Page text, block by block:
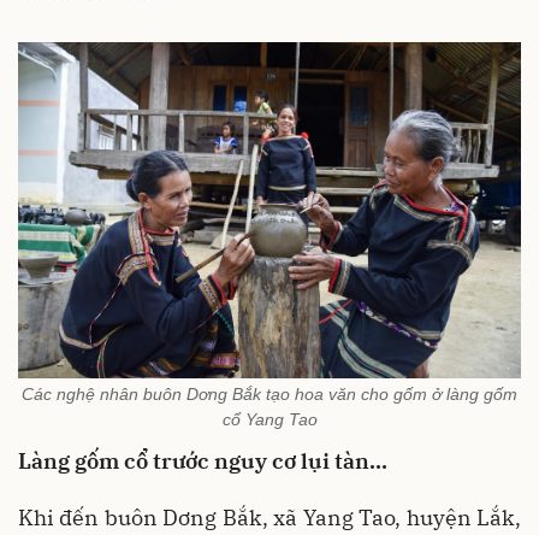
Các nghệ nhân buôn Dơng Bắk tạo hoa văn cho gốm ở làng gốm
cổ Yang Tao
Làng gốm cổ trước nguy cơ lụi tàn…
Khi đến buôn Dơng Bắk, xã Yang Tao, huyện Lắk,